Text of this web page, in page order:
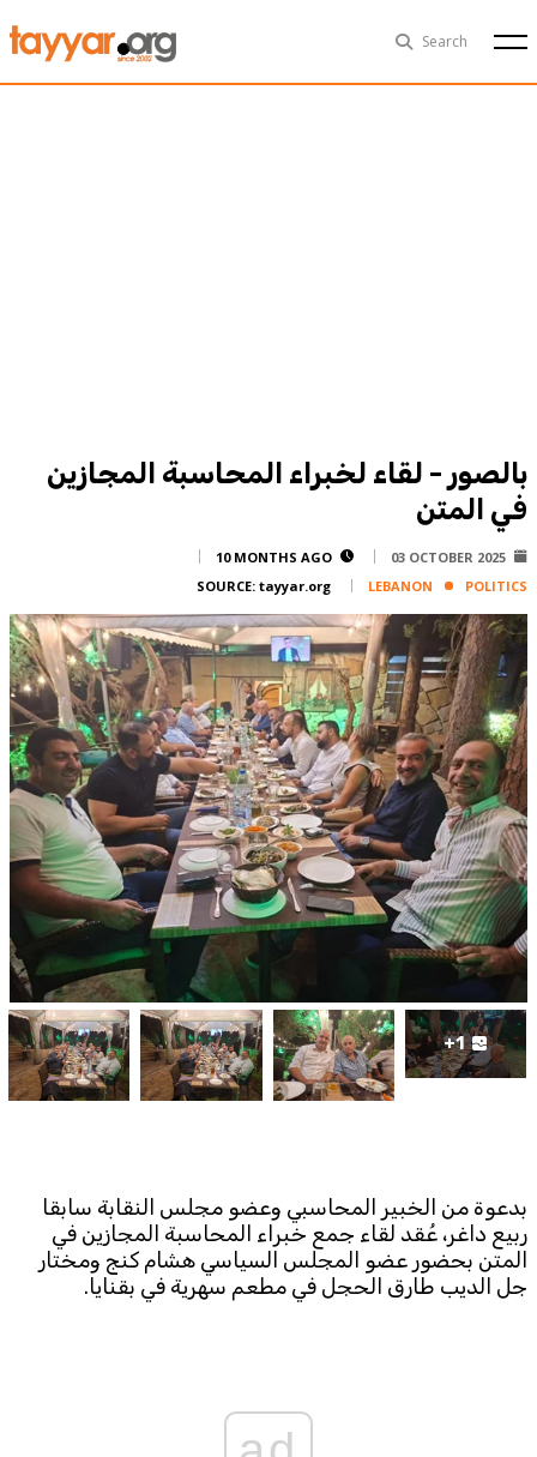
Search
Fri, Aug 7th 29°C
Contact
FPM
Services
Horoscope
Polls
Jobs
Writers
Legal
Privacy Policy
Terms Of Use
Cookies Policy
بالصور - لقاء لخبراء المحاسبة المجازين
في المتن
03 OCTOBER 2025
10 MONTHS AGO
LEBANON
POLITICS
SOURCE: tayyar.org
+1
بدعوة من الخبير المحاسبي وعضو مجلس النقابة سابقا
ربيع داغر، عُقد لقاء جمع خبراء المحاسبة المجازين في
المتن بحضور عضو المجلس السياسي هشام كنج ومختار
جل الديب طارق الحجل في مطعم سهرية في بقنايا.